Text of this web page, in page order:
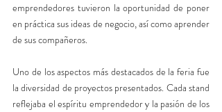
emprendedores tuvieron la oportunidad de poner
en práctica sus ideas de negocio, así como aprender
de sus compañeros.
Uno de los aspectos más destacados de la feria fue
la diversidad de proyectos presentados. Cada stand
reflejaba el espíritu emprendedor y la pasión de los